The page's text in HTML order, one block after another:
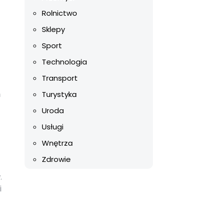
Rolnictwo
Sklepy
Sport
Technologia
Transport
Turystyka
Uroda
Usługi
Wnętrza
Zdrowie